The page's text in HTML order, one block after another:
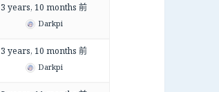
3 years, 10 months 前
Darkpi
3 years, 10 months 前
Darkpi